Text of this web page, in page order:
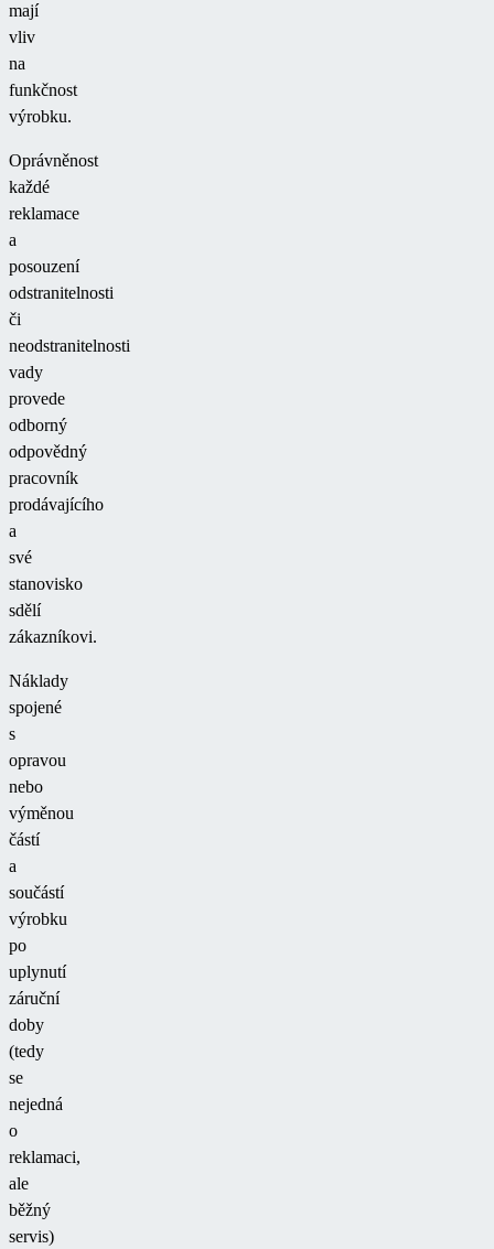
mají
vliv
na
funkčnost
výrobku.
Oprávněnost
každé
reklamace
a
posouzení
odstranitelnosti
či
neodstranitelnosti
vady
provede
odborný
odpovědný
pracovník
prodávajícího
a
své
stanovisko
sdělí
zákazníkovi.
Náklady
spojené
s
opravou
nebo
výměnou
částí
a
součástí
výrobku
po
uplynutí
záruční
doby
(tedy
se
nejedná
o
reklamaci,
ale
běžný
servis)